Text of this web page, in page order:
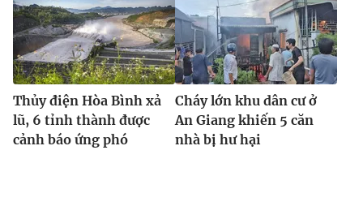
Thủy điện Hòa Bình xả
lũ, 6 tỉnh thành được
cảnh báo ứng phó
Cháy lớn khu dân cư ở
An Giang khiến 5 căn
nhà bị hư hại